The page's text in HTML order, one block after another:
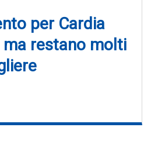
per Cardia
ma restano molti